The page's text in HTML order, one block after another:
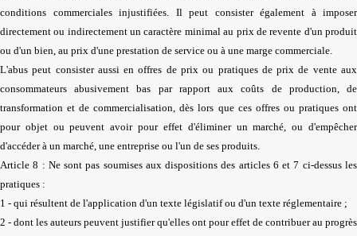
conditions commerciales injustifiées. Il peut consister également à imposer
directement ou indirectement un caractère minimal au prix de revente d'un produit
ou d'un bien, au prix d'une prestation de service ou à une marge commerciale.
L'abus peut consister aussi en offres de prix ou pratiques de prix de vente aux
consommateurs abusivement bas par rapport aux coûts de production, de
transformation et de commercialisation, dès lors que ces offres ou pratiques ont
pour objet ou peuvent avoir pour effet d'éliminer un marché, ou d'empêcher
d'accéder à un marché, une entreprise ou l'un de ses produits.
Article 8 : Ne sont pas soumises aux dispositions des articles 6 et 7 ci-dessus les
pratiques :
1 - qui résultent de l'application d'un texte législatif ou d'un texte réglementaire ;
2 - dont les auteurs peuvent justifier qu'elles ont pour effet de contribuer au progrès